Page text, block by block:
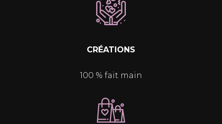
CRÉATIONS
100 % fait main